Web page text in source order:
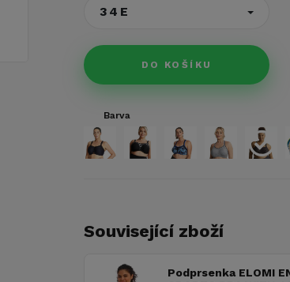
34E
DO KOŠÍKU
Barva
Související zboží
Podprsenka ELOMI